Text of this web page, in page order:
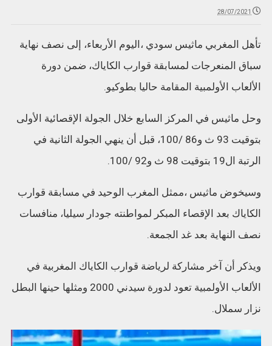
28/07/2021
تأهل المغربي ماثيس سودي ،اليوم الأربعاء، إلى نصف نهاية
سباق المنعرجات لمسابقة قوارب الكاياك، ضمن دورة
الألعاب الأولمبية المقامة حاليا بطوكيو.
وحل ماثيس في المركز السابع خلال الجولة الإقصائية الأولى
بتوقيت 93 ث و86 /100، قبل أن ينهي الجولة الثانية في
الرتبة ال19 بتوقيت 98 ث و92 /100.
وسيخوض ماثيس ،ممثل المغرب الوحيد في مسابقة قوارب
الكاياك بعد الإقصاء المبكر لمواطنته جودار سيليا، منافسات
نصف النهاية بعد غد الجمعة.
ويذكر أن آخر مشاركة لرياضة قوارب الكاياك المغربية في
الألعاب الأولمبية تعود لدورة سيدني 2000 ومثلها حينها البطل
نزار سملال.